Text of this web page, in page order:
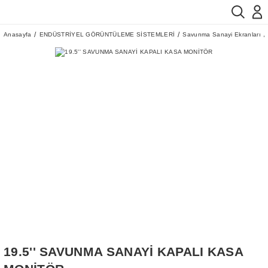
Anasayfa ENDÜSTRİYEL GÖRÜNTÜLEME SİSTEMLERİ Savunma Sanayi Ekranları
19.5'' SAVUNMA SANAYİ KAPALI KASA